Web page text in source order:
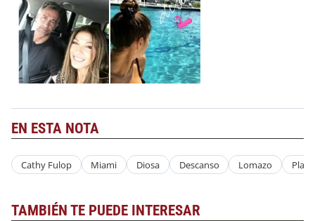
EN ESTA NOTA
Cathy Fulop Miami Diosa Descanso Lomazo Playa
TAMBIÉN TE PUEDE INTERESAR